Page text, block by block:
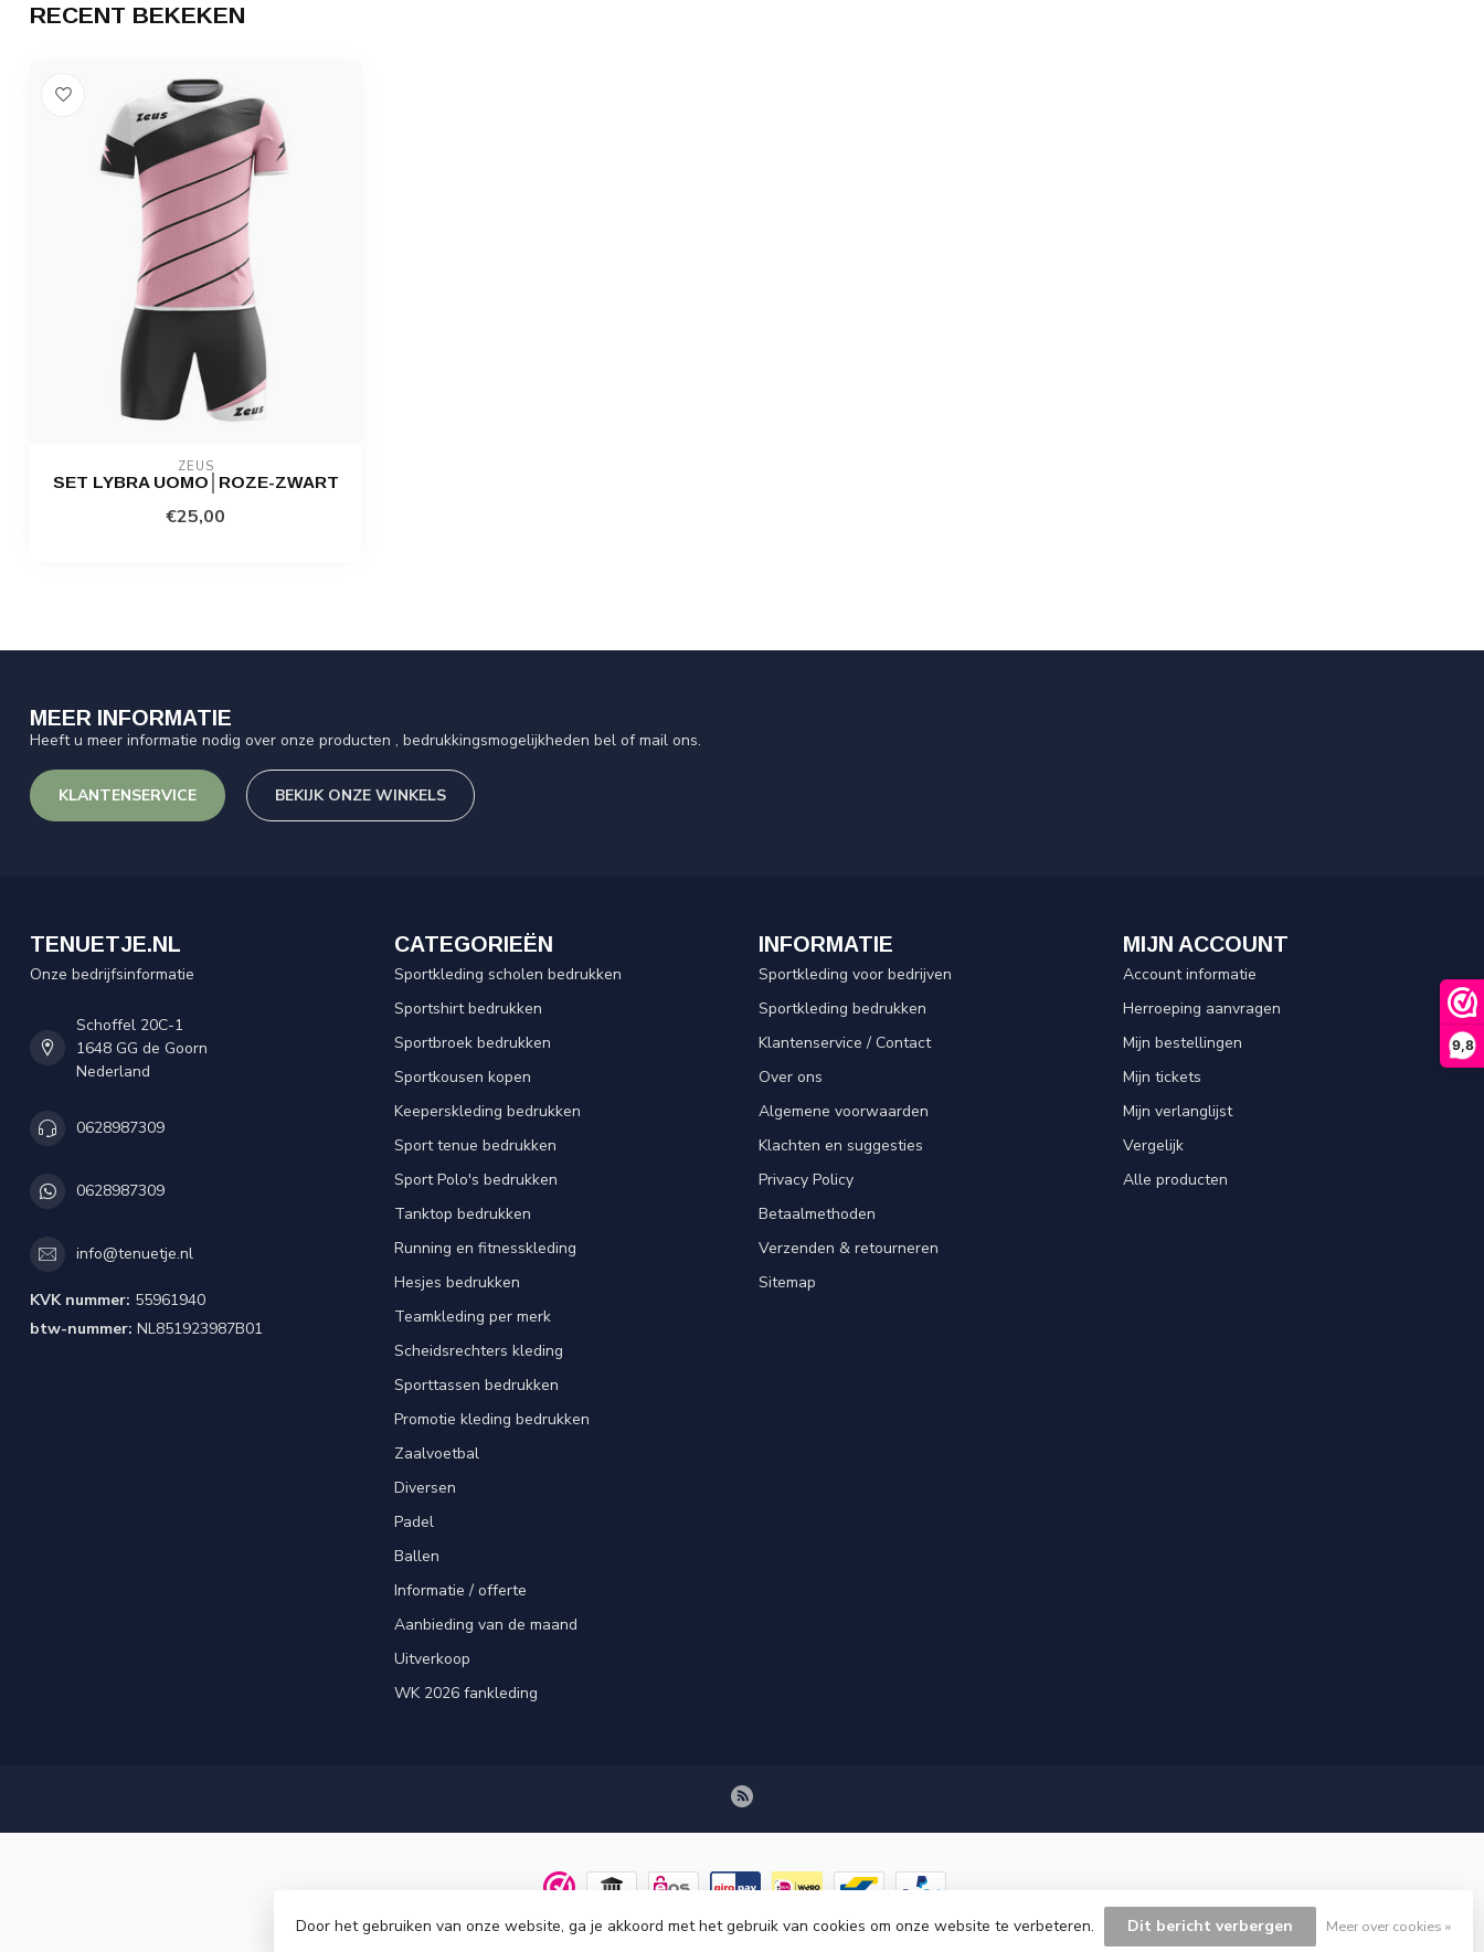
9,8
RECENT BEKEKEN
ZEUS
SET LYBRA UOMO│ROZE-ZWART
€25,00
MEER INFORMATIE
Heeft u meer informatie nodig over onze producten , bedrukkingsmogelijkheden bel of mail ons.
KLANTENSERVICE BEKIJK ONZE WINKELS
TENUETJE.NL
Onze bedrijfsinformatie
Schoffel 20C-1
1648 GG de Goorn
Nederland
0628987309
0628987309
info@tenuetje.nl
KVK nummer: 55961940
btw-nummer: NL851923987B01
CATEGORIEËN
Sportkleding scholen bedrukken
Sportshirt bedrukken
Sportbroek bedrukken
Sportkousen kopen
Keeperskleding bedrukken
Sport tenue bedrukken
Sport Polo's bedrukken
Tanktop bedrukken
Running en fitnesskleding
Hesjes bedrukken
Teamkleding per merk
Scheidsrechters kleding
Sporttassen bedrukken
Promotie kleding bedrukken
Zaalvoetbal
Diversen
Padel
Ballen
Informatie / offerte
Aanbieding van de maand
Uitverkoop
WK 2026 fankleding
INFORMATIE
Sportkleding voor bedrijven
Sportkleding bedrukken
Klantenservice / Contact
Over ons
Algemene voorwaarden
Klachten en suggesties
Privacy Policy
Betaalmethoden
Verzenden & retourneren
Sitemap
MIJN ACCOUNT
Account informatie
Herroeping aanvragen
Mijn bestellingen
Mijn tickets
Mijn verlanglijst
Vergelijk
Alle producten
© Copyright 2026 Tenuetje.nl
Door het gebruiken van onze website, ga je akkoord met het gebruik van cookies om onze website te verbeteren. Dit bericht verbergen Meer over cookies »